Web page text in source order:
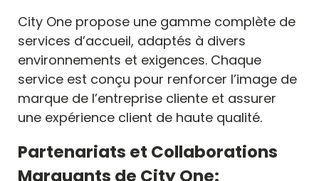
City One propose une gamme complète de
services d’accueil, adaptés à divers
environnements et exigences. Chaque
service est conçu pour renforcer l’image de
marque de l’entreprise cliente et assurer
une expérience client de haute qualité.
Partenariats et Collaborations
Marquants de City One: